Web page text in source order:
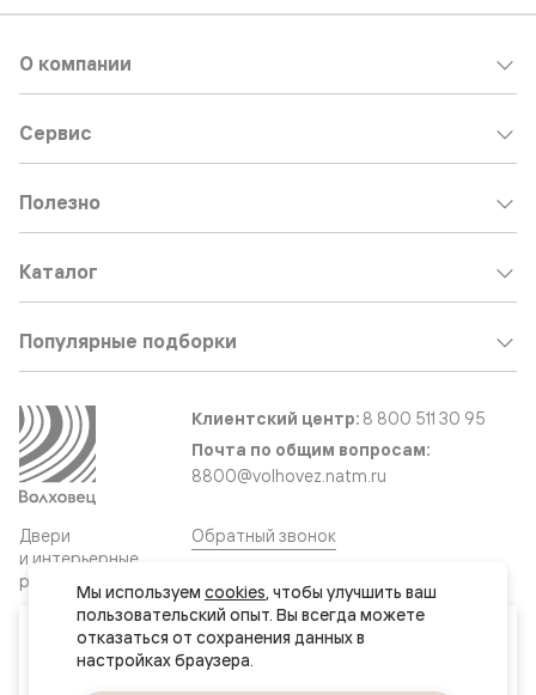
Ваш город
Нур-Султан (Астана)
Двери
и интерьерные
решения
О компании
Сервис
Полезно
Каталог
Популярные подборки
Клиентский центр: 8 800 511 30 95
Почта по общим вопросам:
8800@volhovez.natm.ru
Обратный звонок
Сайт не является публичной офертой
Правовая информация
Мы используем cookies, чтобы улучшить ваш
пользовательский опыт. Вы всегда можете
отказаться от сохранения данных в